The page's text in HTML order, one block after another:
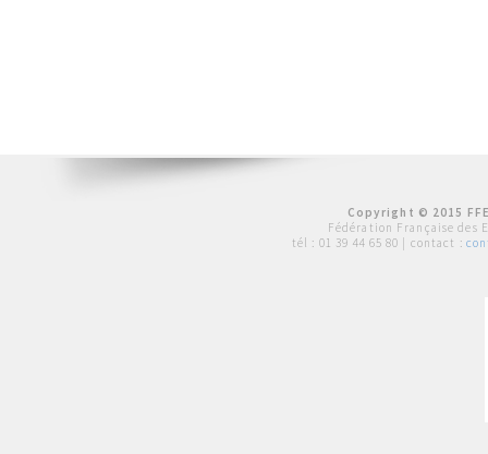
Copyright © 2015
Fédération Française des
tél : 01 39 44 65 80 | contact :